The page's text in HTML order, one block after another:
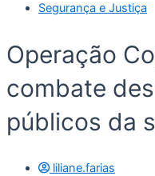
Segurança e Justiça
Operação
combate
públicos da
liliane.farias